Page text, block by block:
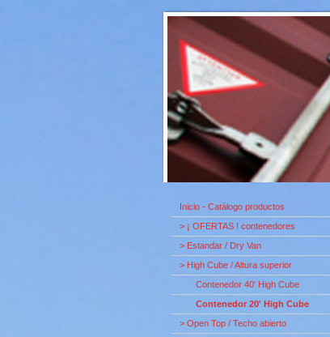
Inicio - Catálogo productos
> ¡ OFERTAS ! contenedores
> Estandar / Dry Van
> High Cube / Altura superior
Contenedor 40' High Cube
Contenedor 20' High Cube
> Open Top / Techo abierto